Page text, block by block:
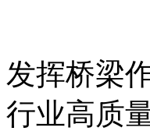
发挥桥梁
行业高质